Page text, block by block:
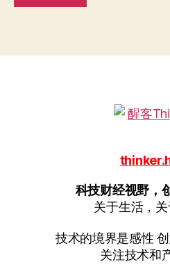
科技财经视野，
关于生活，
技术的境界是感性
关注技术和